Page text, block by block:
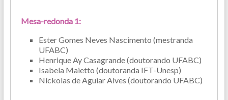
Mesa-redonda 1:
Ester Gomes Neves Nascimento (mestranda
UFABC)
Henrique Ay Casagrande (doutorando UFABC)
Isabela Maietto (doutoranda IFT-Unesp)
Níckolas de Aguiar Alves (doutorando UFABC)